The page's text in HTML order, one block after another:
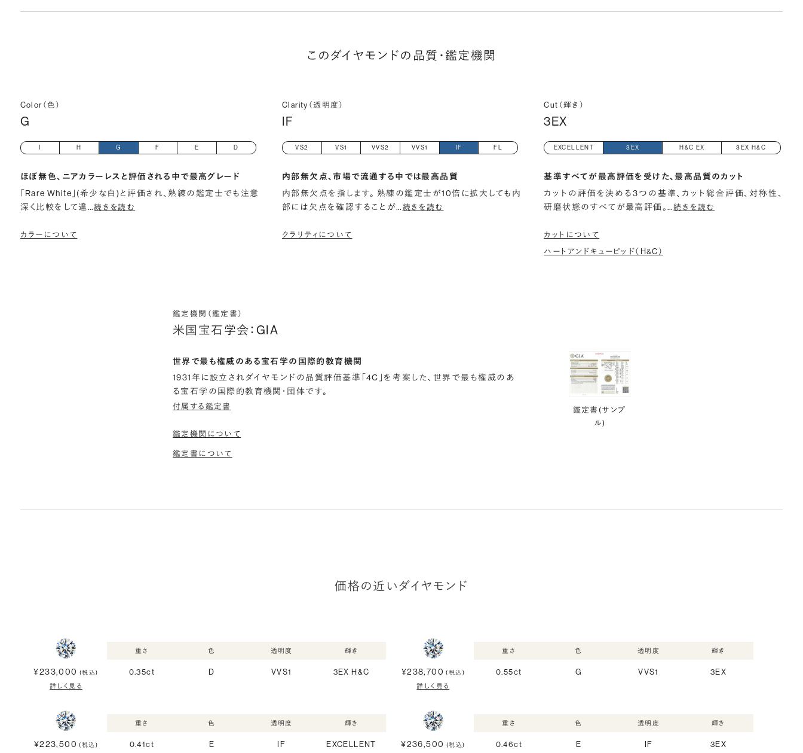
このダイヤモンドの品質・鑑定機関
Color（色）
G
H G F E D
ほぼ無色、ニアカラーレスと評価される中で最高グレード
「Rare White」(希少な白)と評価され、熟練の鑑定士でも注意
深く比較をして違…続きを読む
カラーについて
Clarity（透明度）
IF
VS2 VS1 VVS2 VVS1 IF FL
内部無欠点、市場で流通する中では最高品質
内部無欠点を指します。 熟練の鑑定士が10倍に拡大しても内
部には欠点を確認することが…続きを読む
クラリティについて
Cut（輝き）
3EX
EXCELLENT 3EX H&C EX 3EX H&C
基準すべてが最高評価を受けた、最高品質のカット
カットの評価を決める3つの基準、カット総合評価、対称性、
研磨状態のすべてが最高評価。…続きを読む
カットについて
ハートアンドキューピッド（H&C）
鑑定機関（鑑定書）
米国宝石学会：GIA
世界で最も権威のある宝石学の国際的教育機関
1931年に設立されダイヤモンドの品質評価基準「4C」を考案した、世界で最も権威のあ
る宝石学の国際的教育機関・団体です。
付属する鑑定書
鑑定機関について
鑑定書について
鑑定書(サンプ
ル)
価格の近いダイヤモンド
¥233,000 (税込)
詳しく見る
重さ
0.35ct
色
D
透明度
VVS1
輝き
3EX H&C ¥238,700 (税込)
詳しく見る
重さ
0.55ct
色
G
透明度
VVS1
輝き
3EX
¥223,500 (税込)
重さ
0.41ct
色
E
透明度
IF
輝き
EXCELLENT ¥236,500 (税込)
重さ
0.46ct
色
E
透明度
IF
輝き
3EX